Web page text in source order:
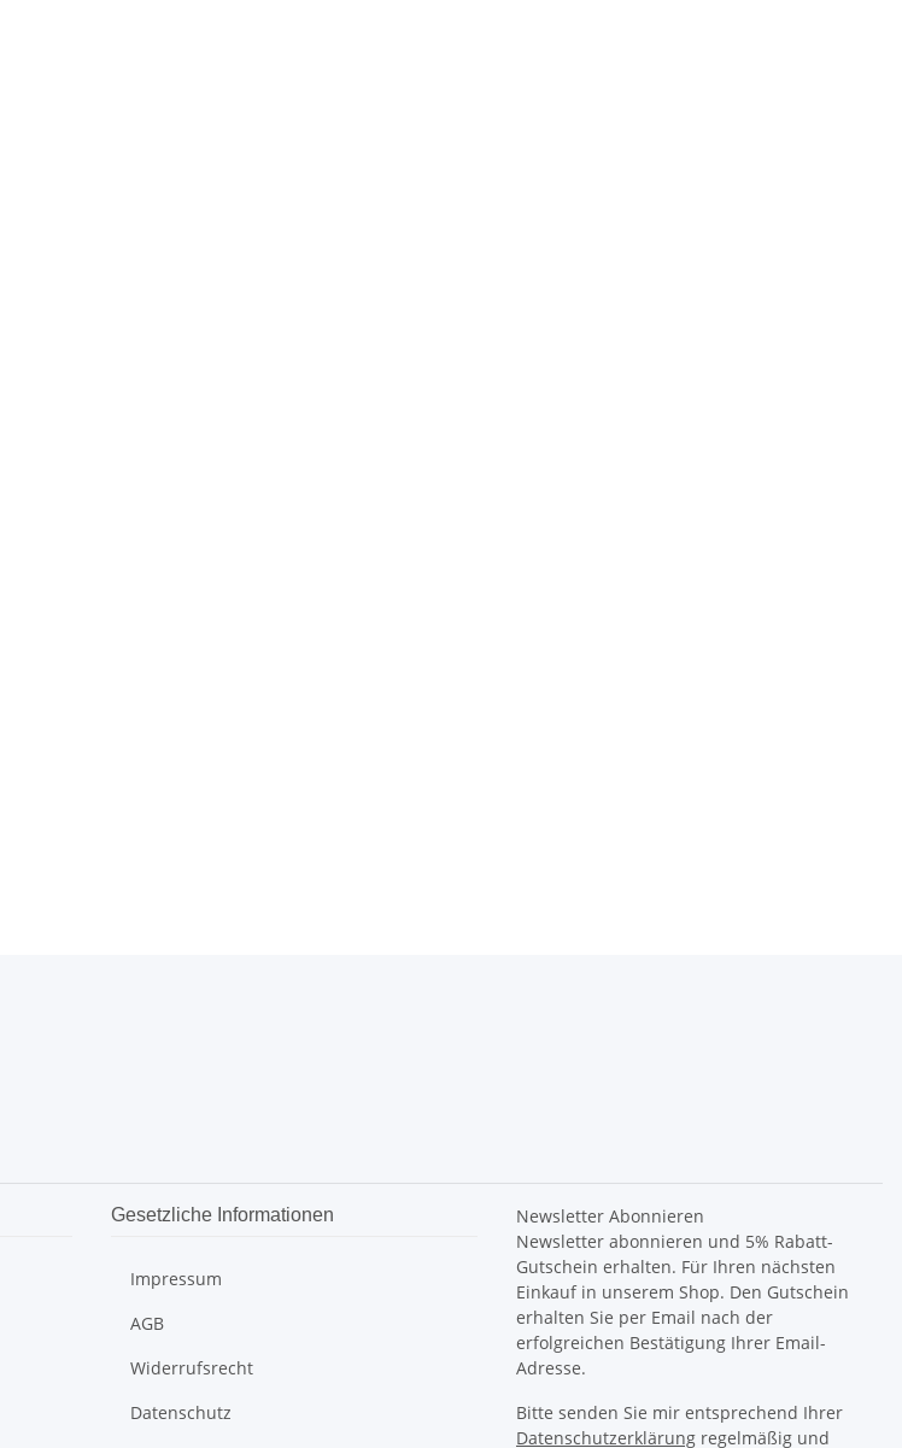
Gesetzliche Informationen
Impressum
AGB
Widerrufsrecht
Datenschutz
Newsletter Abonnieren
Newsletter abonnieren und 5% Rabatt-
Gutschein erhalten. Für Ihren nächsten
Einkauf in unserem Shop. Den Gutschein
erhalten Sie per Email nach der
erfolgreichen Bestätigung Ihrer Email-
Adresse.
Bitte senden Sie mir entsprechend Ihrer
Datenschutzerklärung regelmäßig und